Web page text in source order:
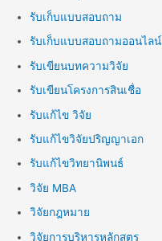
รับเก็บแบบสอบถาม
รับเก็บแบบสอบถามออนไลน์
รับเขียนบทความวิจัย
รับเขียนโครงการสินเชื่อ
รับแก้ไข วิจัย
รับแก้ไขวิจัยปริญญาเอก
รับแก้ไขวิทยานิพนธ์
วิจัย MBA
วิจัยกฎหมาย
วิจัยการบริหารหลักสูตร